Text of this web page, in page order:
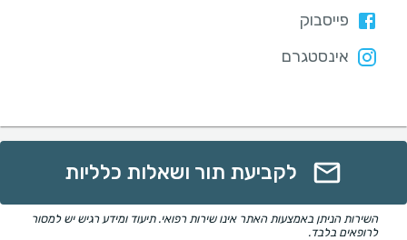
פייסבוק
אינסטגרם
לקביעת תור ושאלות כלליות
השירות הניתן באמצעות האתר אינו שירות רפואי. תיעוד ומידע רגיש יש למסור
לרופאים בלבד.